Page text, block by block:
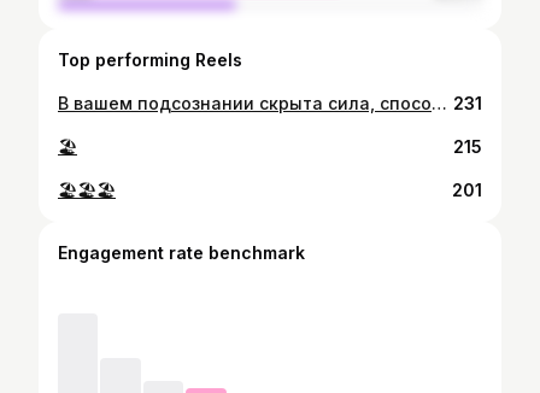
Top performing Reels
В вашем подсознании скрыта сила, способная перевернуть мир. Уильям Джеймс 231
🏖️ 215
🏖️🏖️🏖️ 201
Engagement rate benchmark